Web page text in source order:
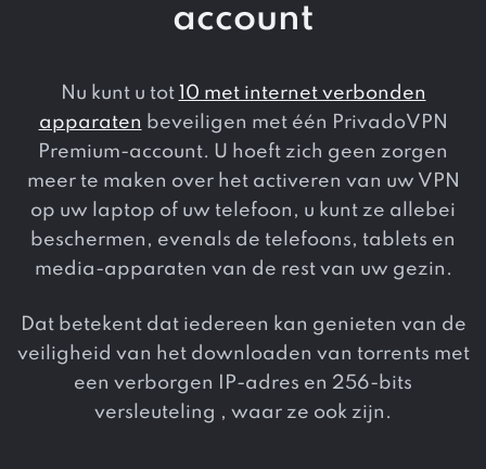
account
Nu kunt u tot 10 met internet verbonden
apparaten beveiligen met één PrivadoVPN
Premium-account. U hoeft zich geen zorgen
meer te maken over het activeren van uw VPN
op uw laptop of uw telefoon, u kunt ze allebei
beschermen, evenals de telefoons, tablets en
media-apparaten van de rest van uw gezin.
Dat betekent dat iedereen kan genieten van de
veiligheid van het downloaden van torrents met
een verborgen IP-adres en 256-bits
versleuteling , waar ze ook zijn.